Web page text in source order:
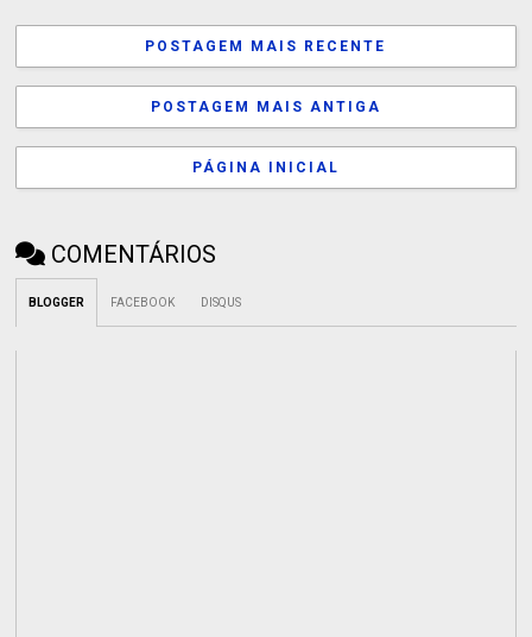
POSTAGEM MAIS RECENTE
POSTAGEM MAIS ANTIGA
PÁGINA INICIAL
COMENTÁRIOS
BLOGGER FACEBOOK DISQUS